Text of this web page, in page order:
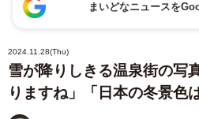
まいどなニュースを
2024.11.28(Thu)
雪が降りしきる温泉街の写
りますね」「日本の冬景色